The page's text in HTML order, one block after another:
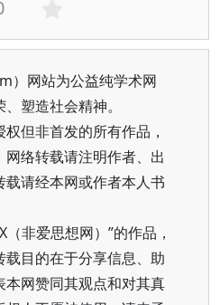
）网站为公益纯学术网
塑造社会精神。
但非首发的所有作品，
络转载请注明作者、出
请经本网或作者本人书
（非爱思想网）”的作品，
目的在于分享信息、助
网赞同其观点和对其真